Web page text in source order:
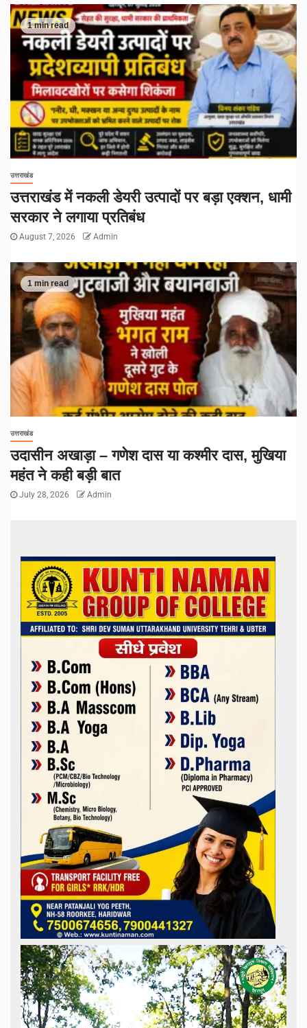
1 min read
उत्तराखंड
उत्तराखंड में नकली डेयरी उत्पादों पर बड़ा एक्शन, धामी
सरकार ने लगाया प्रतिबंध
August 7, 2026 Admin
1 min read
उत्तराखंड
उदासीन अखाड़ा – गणेश दास या कश्मीर दास, मुखिया
महंत ने कही बड़ी बात
July 28, 2026 Admin